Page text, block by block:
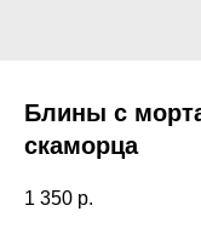
Блины с
скаморца
1 350 р.